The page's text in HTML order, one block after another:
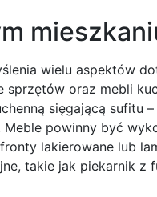
wielu aspektów
sprzętów oraz mebli
sięgającą sufitu
powinny być
lakierowane lub
takie jak piekarnik z